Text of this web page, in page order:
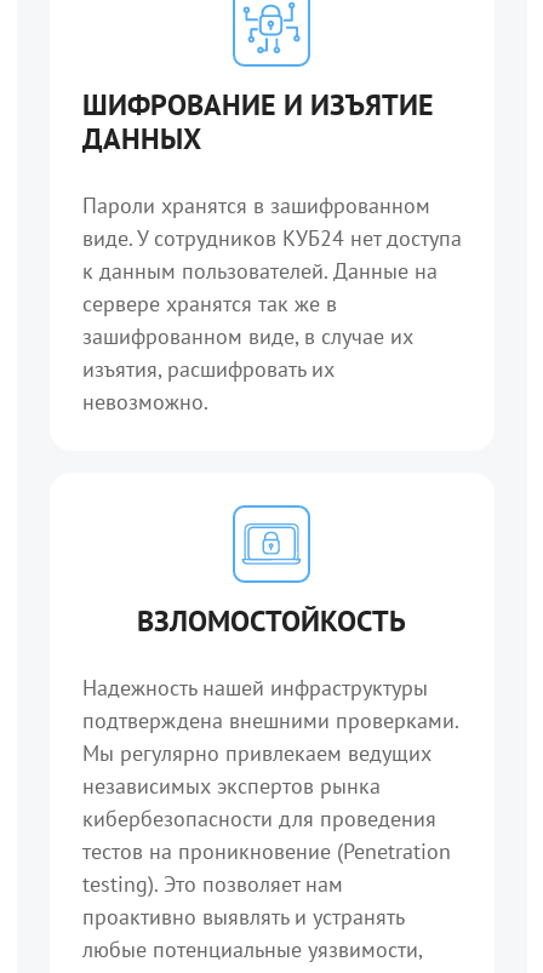
ШИФРОВАНИЕ И ИЗЪЯТИЕ
ДАННЫХ
Пароли хранятся в зашифрованном
виде. У сотрудников КУБ24 нет доступа
к данным пользователей. Данные на
сервере хранятся так же в
зашифрованном виде, в случае их
изъятия, расшифровать их
невозможно.
ВЗЛОМОСТОЙКОСТЬ
Надежность нашей инфраструктуры
подтверждена внешними проверками.
Мы регулярно привлекаем ведущих
независимых экспертов рынка
кибербезопасности для проведения
тестов на проникновение (Penetration
testing). Это позволяет нам
проактивно выявлять и устранять
любые потенциальные уязвимости,